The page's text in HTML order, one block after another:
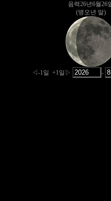
음력26년6월26
(병오년 말)
◁-1일 +1일▷ -